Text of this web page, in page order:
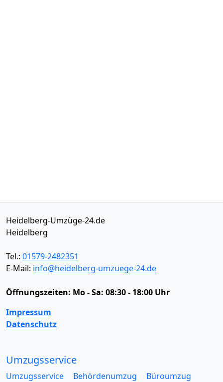
Heidelberg-Umzüge-24.de
Heidelberg
Tel.: 01579-2482351
E-Mail: info@heidelberg-umzuege-24.de
Öffnungszeiten: Mo - Sa: 08:30 - 18:00 Uhr
Impressum
Datenschutz
Umzugsservice
Umzugsservice Behördenumzug
Büroumzug